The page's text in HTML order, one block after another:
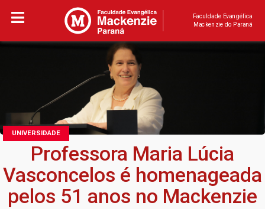
Faculdade Evangélica
Mackenzie do Paraná
UNIVERSIDADE
Professora Maria Lúcia
Vasconcelos é homenageada
pelos 51 anos no Mackenzie